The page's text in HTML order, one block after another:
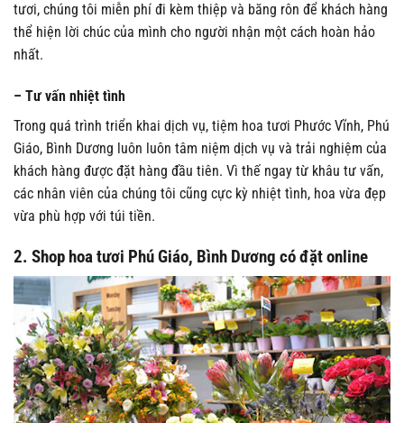
tươi, chúng tôi miễn phí đi kèm thiệp và băng rôn để khách hàng
thể hiện lời chúc của mình cho người nhận một cách hoàn hảo
nhất.
– Tư vấn nhiệt tình
Trong quá trình triển khai dịch vụ, tiệm hoa tươi Phước Vĩnh, Phú
Giáo, Bình Dương luôn luôn tâm niệm dịch vụ và trải nghiệm của
khách hàng được đặt hàng đầu tiên. Vì thế ngay từ khâu tư vấn,
các nhân viên của chúng tôi cũng cực kỳ nhiệt tình, hoa vừa đẹp
vừa phù hợp với túi tiền.
2. Shop hoa tươi Phú Giáo, Bình Dương có đặt online